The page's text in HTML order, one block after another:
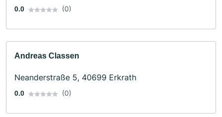
0.0 (0)
Andreas Classen
Neanderstraße 5, 40699 Erkrath
0.0 (0)